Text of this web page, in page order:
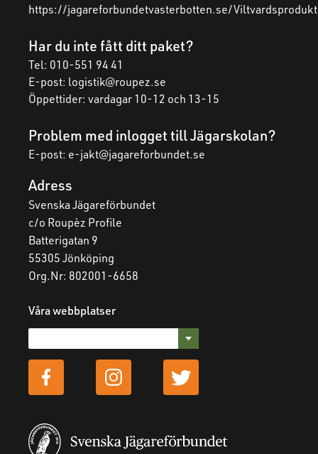
https://jagareforbundetvasterbotten.se/
Har du inte fått ditt paket?
Tel: 010-551 94 41
E-post: logistik@roupez.se
Öppettider: vardagar 10-12 och 13-15
Problem med inlogget till Jägarskolan?
E-post: e-jakt@jagareforbundet.se
Adress
Svenska Jägareförbundet
c/o Roupèz Profile
Batterigatan 9
55305 Jönköping
Org.Nr: 802001-6658
Våra webbplatser